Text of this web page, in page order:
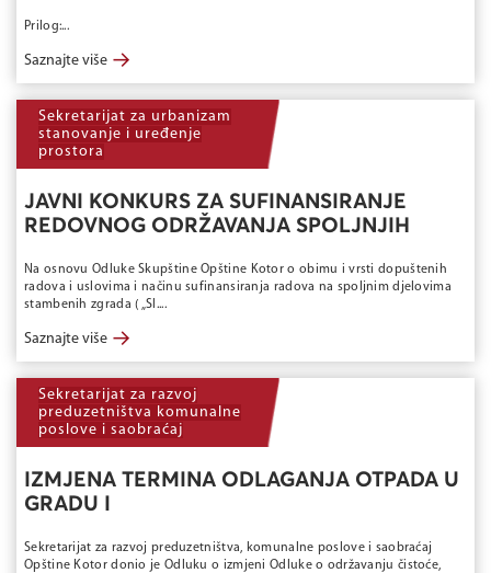
Prilog:...
Saznajte više →
Sekretarijat za urbanizam
stanovanje i uređenje
prostora
JAVNI KONKURS ZA SUFINANSIRANJE
REDOVNOG ODRŽAVANJA SPOLJNJIH
Na osnovu Odluke Skupštine Opštine Kotor o obimu i vrsti dopuštenih
radova i uslovima i načinu sufinansiranja radova na spoljnim djelovima
stambenih zgrada ( „Sl....
Saznajte više →
Sekretarijat za razvoj
preduzetništva komunalne
poslove i saobraćaj
IZMJENA TERMINA ODLAGANJA OTPADA U
GRADU I
Sekretarijat za razvoj preduzetništva, komunalne poslove i saobraćaj
Opštine Kotor donio je Odluku o izmjeni Odluke o održavanju čistoće,